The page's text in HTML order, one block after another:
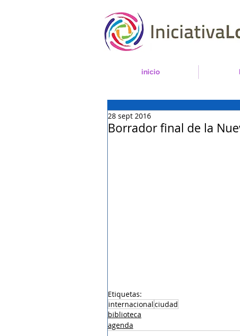
inicio
Borrador final de la
28 sept 2016
Etiquetas:
internacionalciudad
biblioteca
agenda